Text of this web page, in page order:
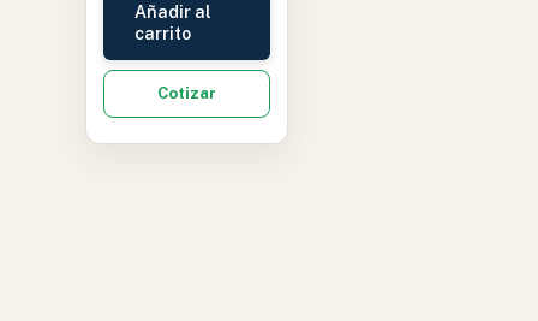
Añadir al
carrito
Cotizar